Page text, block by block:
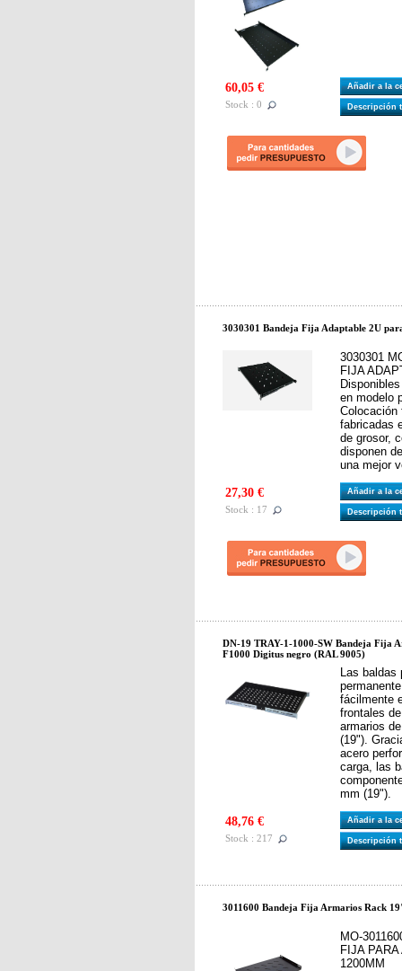
60,05 €
Stock : 0
Añadir a la
Descripción
3030301 Bandeja Fija Adaptable 2U
3030301
FIJA
en modelo
Colocación
fabricadas
de grosor,
disponen
una mejor
27,30 €
Stock : 17
Añadir a la
Descripción
DN-19 TRAY-1-1000-SW Bandeja Fija
F1000 Digitus negro (RAL 9005)
Las baldas
fácilmente
frontales
armarios
(19").
acero
carga, las
mm (19").
48,76 €
Stock : 217
Añadir a la
Descripción
3011600 Bandeja Fija Armarios Rack
MO-
FIJA
1200MM